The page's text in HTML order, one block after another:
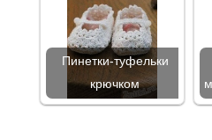
Пинетки-туфельки
крючком